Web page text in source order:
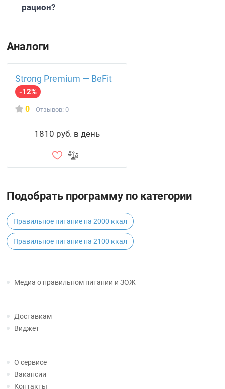
рацион?
Аналоги
Strong Premium — BeFit
-12%
0 Отзывов: 0
1810 руб. в день
Подобрать программу по категории
Правильное питание на 2000 ккал
Правильное питание на 2100 ккал
Медиа о правильном питании и ЗОЖ
Доставкам
Виджет
О сервисе
Вакансии
Контакты